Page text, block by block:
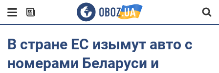
В стране ЕС изымут авто с
номерами Беларуси и